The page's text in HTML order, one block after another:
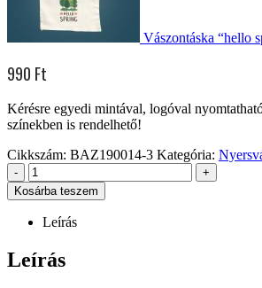
Vászontáska “hello
990 Ft
Kérésre egyedi mintával, logóval
színekben is rendelhető!
Cikkszám: BAZ190014-3 Kategória:
-
+
Kosárba teszem
Leírás
Leírás